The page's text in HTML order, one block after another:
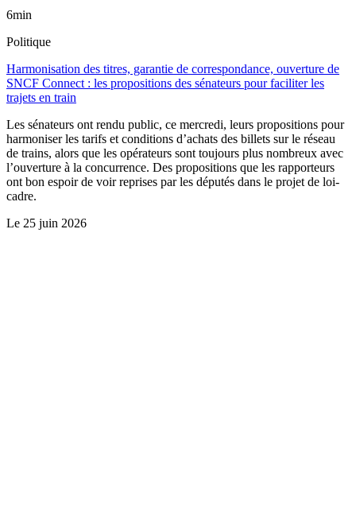
6min
Politique
Harmonisation des titres, garantie de correspondance, ouverture de
SNCF Connect : les propositions des sénateurs pour faciliter les
trajets en train
Les sénateurs ont rendu public, ce mercredi, leurs propositions pour
harmoniser les tarifs et conditions d’achats des billets sur le réseau
de trains, alors que les opérateurs sont toujours plus nombreux avec
l’ouverture à la concurrence. Des propositions que les rapporteurs
ont bon espoir de voir reprises par les députés dans le projet de loi-
cadre.
Le 25 juin 2026